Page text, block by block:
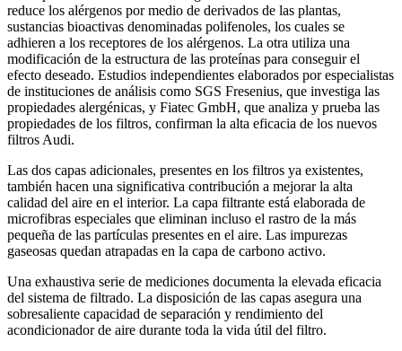
reduce los alérgenos por medio de derivados de las plantas,
sustancias bioactivas denominadas polifenoles, los cuales se
adhieren a los receptores de los alérgenos. La otra utiliza una
modificación de la estructura de las proteínas para conseguir el
efecto deseado. Estudios independientes elaborados por especialistas
de instituciones de análisis como SGS Fresenius, que investiga las
propiedades alergénicas, y Fiatec GmbH, que analiza y prueba las
propiedades de los filtros, confirman la alta eficacia de los nuevos
filtros Audi.
Las dos capas adicionales, presentes en los filtros ya existentes,
también hacen una significativa contribución a mejorar la alta
calidad del aire en el interior. La capa filtrante está elaborada de
microfibras especiales que eliminan incluso el rastro de la más
pequeña de las partículas presentes en el aire. Las impurezas
gaseosas quedan atrapadas en la capa de carbono activo.
Una exhaustiva serie de mediciones documenta la elevada eficacia
del sistema de filtrado. La disposición de las capas asegura una
sobresaliente capacidad de separación y rendimiento del
acondicionador de aire durante toda la vida útil del filtro.